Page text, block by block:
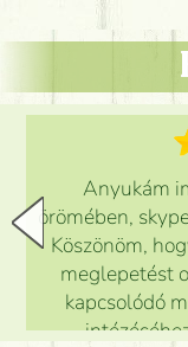
Anyukám
örömében,
Köszönöm,
meglepetést
kapcsolódó